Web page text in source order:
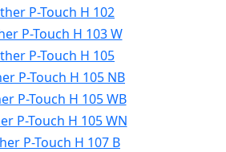
P-Touch H 102
P-Touch H 103 W
P-Touch H 105
P-Touch H 105 NB
P-Touch H 105 WB
P-Touch H 105 WN
P-Touch H 107 B